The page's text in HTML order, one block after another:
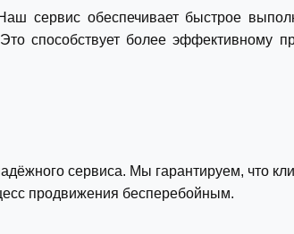
сервис обеспечивает быстрое
способствует более эффективному
сервиса. Мы гарантируем, что
продвижения бесперебойным.